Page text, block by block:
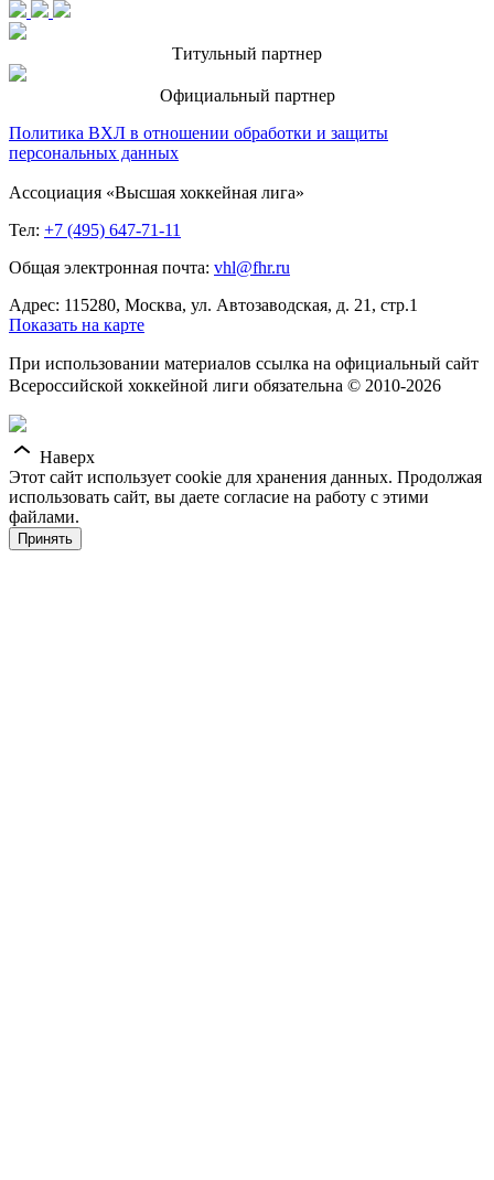
Титульный партнер
Официальный партнер
Политика ВХЛ в отношении обработки и защиты
персональных данных
Ассоциация «Высшая хоккейная лига»
Тел: +7 (495) 647-71-11
Общая электронная почта: vhl@fhr.ru
Адрес: 115280, Москва, ул. Автозаводская, д. 21, стр.1
Показать на карте
При использовании материалов ссылка на официальный сайт
Всероссийской хоккейной лиги обязательна © 2010-2026
Наверх
Этот сайт использует cookie для хранения данных. Продолжая
использовать сайт, вы даете согласие на работу с этими
файлами.
Принять